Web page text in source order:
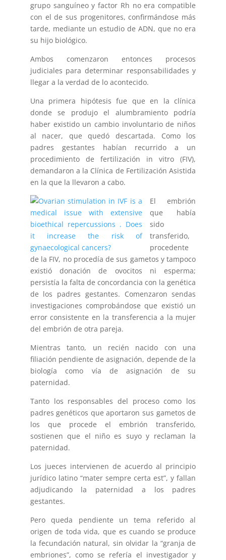
grupo sanguíneo y factor Rh no era compatible
con el de sus progenitores, confirmándose más
tarde, mediante un estudio de ADN, que no era
su hijo biológico.
Ambos comenzaron entonces procesos
judiciales para determinar responsabilidades y
llegar a la verdad de lo acontecido.
Una primera hipótesis fue que en la clínica
donde se produjo el alumbramiento podría
haber existido un cambio involuntario de niños
al nacer, que quedó descartada. Como los
padres gestantes habían recurrido a un
procedimiento de fertilización in vitro (FIV),
demandaron a la Clínica de Fertilización Asistida
en la que la llevaron a cabo.
El embrión
que había
sido
transferido,
procedente
de la FIV, no procedía de sus gametos y tampoco
existió donación de ovocitos ni esperma;
persistía la falta de concordancia con la genética
de los padres gestantes. Comenzaron sendas
investigaciones comprobándose que existió un
error consistente en la transferencia a la mujer
del embrión de otra pareja.
Mientras tanto, un recién nacido con una
filiación pendiente de asignación, depende de la
biología como vía de asignación de su
paternidad.
Tanto los responsables del proceso como los
padres genéticos que aportaron sus gametos de
los que procede el embrión transferido,
sostienen que el niño es suyo y reclaman la
paternidad.
Los jueces intervienen de acuerdo al principio
jurídico latino “mater sempre certa est”, y fallan
adjudicando la paternidad a los padres
gestantes.
Pero queda pendiente un tema referido al
origen de toda vida, que es cuando se produce
la fecundación natural, sin olvidar la “granja de
embriones”, como se refería el investigador y